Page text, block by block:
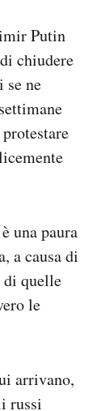
Putin
chiudere
se ne
una paura
a causa di
di quelle
le
arrivano,
russi